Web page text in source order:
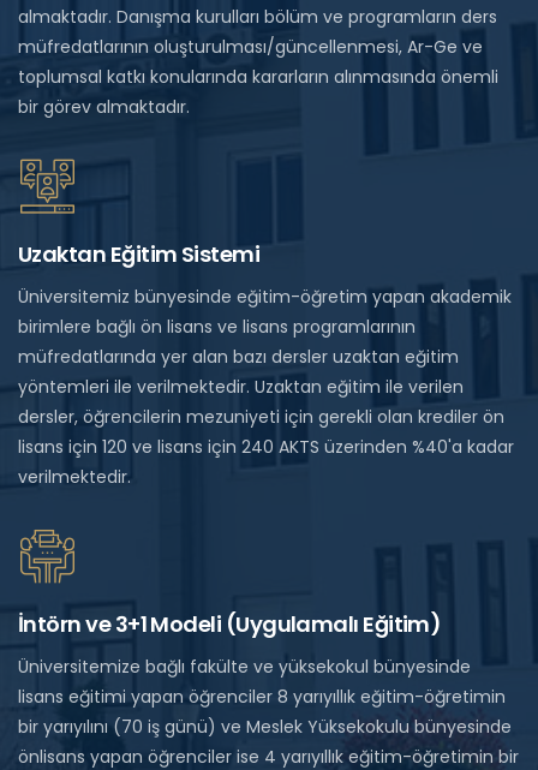
almaktadır. Danışma kurulları bölüm ve programların ders
müfredatlarının oluşturulması/güncellenmesi, Ar-Ge ve
toplumsal katkı konularında kararların alınmasında önemli
bir görev almaktadır.
Uzaktan Eğitim Sistemi
Üniversitemiz bünyesinde eğitim-öğretim yapan akademik
birimlere bağlı ön lisans ve lisans programlarının
müfredatlarında yer alan bazı dersler uzaktan eğitim
yöntemleri ile verilmektedir. Uzaktan eğitim ile verilen
dersler, öğrencilerin mezuniyeti için gerekli olan krediler ön
lisans için 120 ve lisans için 240 AKTS üzerinden %40'a kadar
verilmektedir.
İntörn ve 3+1 Modeli (Uygulamalı Eğitim)
Üniversitemize bağlı fakülte ve yüksekokul bünyesinde
lisans eğitimi yapan öğrenciler 8 yarıyıllık eğitim-öğretimin
bir yarıyılını (70 iş günü) ve Meslek Yüksekokulu bünyesinde
önlisans yapan öğrenciler ise 4 yarıyıllık eğitim-öğretimin bir